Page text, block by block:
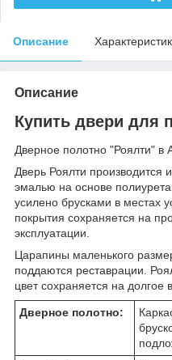
Описание
Описание
Купить двери для
Дверное полотно "Роялти" в
Дверь Роялти производится
эмалью на основе
усилено брусками в местах
покрытия сохраняется на
эксплуатации.
Царапины маленького
поддаются реставрации.
цвет сохраняется на долгое
Дверное полотно: